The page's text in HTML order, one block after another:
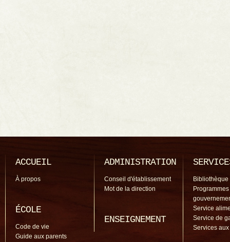
ACCUEIL
À propos
ÉCOLE
Code de vie
Guide aux parents
ADMINISTRATION
Conseil d'établissement
Mot de la direction
ENSEIGNEMENT
Bibliothèque
Programmes
Service
Service de
Services